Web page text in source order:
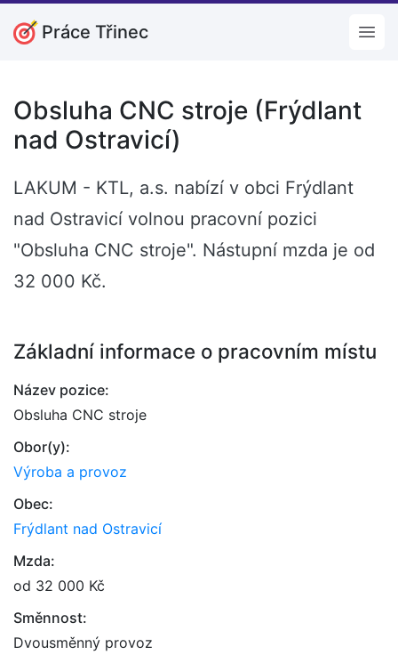
Práce Třinec
Obsluha CNC stroje (Frýdlant
nad Ostravicí)
LAKUM - KTL, a.s. nabízí v obci Frýdlant
nad Ostravicí volnou pracovní pozici
"Obsluha CNC stroje". Nástupní mzda je od
32 000 Kč.
Základní informace o pracovním místu
Název pozice:
Obsluha CNC stroje
Obor(y):
Výroba a provoz
Obec:
Frýdlant nad Ostravicí
Mzda:
od 32 000 Kč
Směnnost:
Dvousměnný provoz